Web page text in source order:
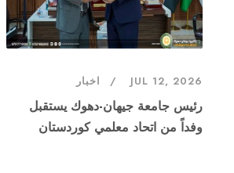
JUL 12, 2026 اخبار
رئيس جامعة جيهان-دهوك يستقبل
وفداً من اتحاد معلمي كوردستان